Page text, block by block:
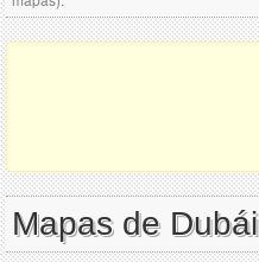
Mapas de Dubái